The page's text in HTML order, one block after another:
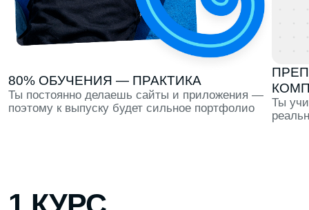
Профориентация в течение всего первого семестра,
тест-драйв 6 направлений и первые проекты для